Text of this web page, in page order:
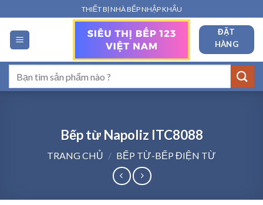
qua
nội
dung
THIẾT BỊ NHÀ BẾP NHẬP KHẨU
ĐẶT
HÀNG
kiếm:
Bếp từ Napoliz ITC8088
TRANG CHỦ / BẾP TỪ-BẾP ĐIỆN TỪ